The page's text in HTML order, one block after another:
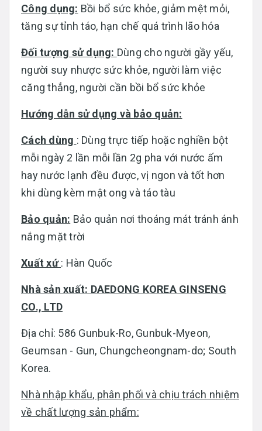
Công dụng: Bồi bổ sức khỏe, giảm mệt mỏi,
tăng sự tỉnh táo, hạn chế quá trình lão hóa
Đối tượng sử dụng: Dùng cho người gầy yếu,
người suy nhược sức khỏe, người làm việc
căng thẳng, người cần bồi bổ sức khỏe
Hướng dẫn sử dụng và bảo quản:
Cách dùng : Dùng trực tiếp hoặc nghiền bột
mỗi ngày 2 lần mỗi lần 2g pha với nước ấm
hay nước lạnh đều được, vị ngon và tốt hơn
khi dùng kèm mật ong và táo tàu
Bảo quản: Bảo quản nơi thoáng mát tránh ánh
nắng mặt trời
Xuất xứ: Hàn Quốc
Nhà sản xuất: DAEDONG KOREA GINSENG
CO., LTD
Địa chỉ: 586 Gunbuk-Ro, Gunbuk-Myeon,
Geumsan - Gun, Chungcheongnam-do; South
Korea.
Nhà nhập khẩu, phân phối và chịu trách nhiệm
về chất lượng sản phẩm: